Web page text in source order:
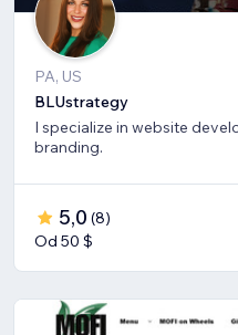
PA, US
BLUstrategy
I specialize in website
branding.
5,0 (8)
Od 50 $